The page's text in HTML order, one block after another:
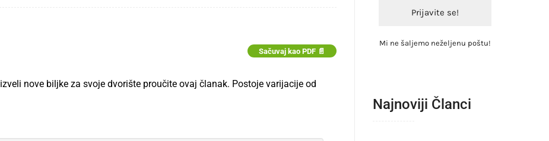
Sačuvaj kao PDF 📄
nove biljke za svoje dvorište proučite ovaj članak. Postoje varijacije od
Mi ne šaljemo neželjenu poštu!
Najnoviji Članci